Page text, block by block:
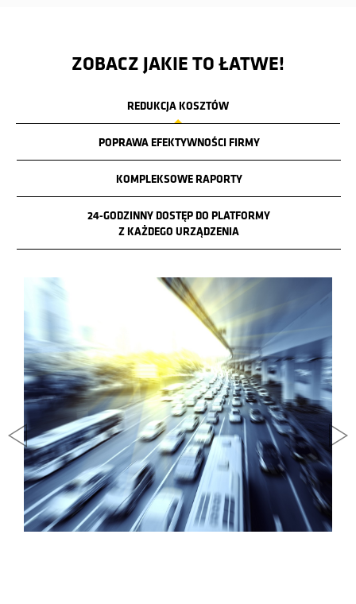
ZOBACZ JAKIE TO ŁATWE!
REDUKCJA KOSZTÓW
POPRAWA EFEKTYWNOŚCI FIRMY
KOMPLEKSOWE RAPORTY
24-GODZINNY DOSTĘP DO PLATFORMY
Z KAŻDEGO URZĄDZENIA
Previous